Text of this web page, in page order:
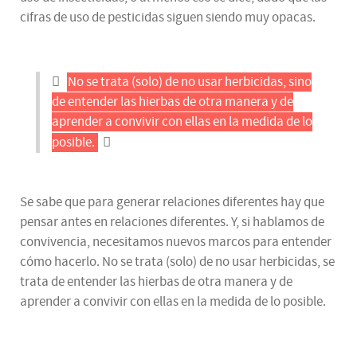
cifras de uso de pesticidas siguen siendo muy opacas.
No se trata (solo) de no usar herbicidas, sino
de entender las hierbas de otra manera y de
aprender a convivir con ellas en la medida de lo
posible.
Se sabe que para generar relaciones diferentes hay que
pensar antes en relaciones diferentes. Y, si hablamos de
convivencia, necesitamos nuevos marcos para entender
cómo hacerlo. No se trata (solo) de no usar herbicidas, se
trata de entender las hierbas de otra manera y de
aprender a convivir con ellas en la medida de lo posible.